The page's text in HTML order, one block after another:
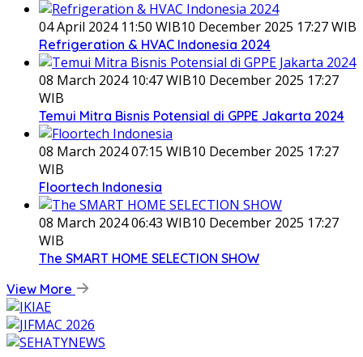
04 April 2024 11:50 WIB10 December 2025 17:27 WIB
Refrigeration & HVAC Indonesia 2024
08 March 2024 10:47 WIB10 December 2025 17:27
WIB
Temui Mitra Bisnis Potensial di GPPE Jakarta 2024
08 March 2024 07:15 WIB10 December 2025 17:27
WIB
Floortech Indonesia
08 March 2024 06:43 WIB10 December 2025 17:27
WIB
The SMART HOME SELECTION SHOW
View More